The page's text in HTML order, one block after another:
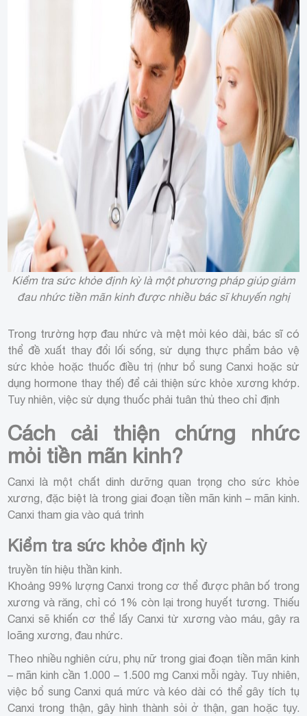
Kiểm tra sức khỏe định kỳ là một phương pháp giúp giảm
đau nhức tiền mãn kinh được nhiều bác sĩ khuyến nghị
Trong trường hợp đau nhức và mệt mỏi kéo dài, bác sĩ có
thể đề xuất thay đổi lối sống, sử dụng thực phẩm bảo vệ
sức khỏe hoặc thuốc điều trị (như bổ sung Canxi hoặc sử
dụng hormone thay thế) để cải thiện sức khỏe xương khớp.
Tuy nhiên, việc sử dụng thuốc phải tuân thủ theo chỉ định
Cách cải thiện chứng nhức
mỏi tiền mãn kinh?
Canxi là một chất dinh dưỡng quan trọng cho sức khỏe
xương, đặc biệt là trong giai đoạn tiền mãn kinh – mãn kinh.
Canxi tham gia vào quá trình
Kiểm tra sức khỏe định kỳ
truyền tín hiệu thần kinh.
Khoảng 99% lượng Canxi trong cơ thể được phân bố trong
xương và răng, chỉ có 1% còn lại trong huyết tương. Thiếu
Canxi sẽ khiến cơ thể lấy Canxi từ xương vào máu, gây ra
loãng xương, đau nhức.
Theo nhiều nghiên cứu, phụ nữ trong giai đoạn tiền mãn kinh
– mãn kinh cần 1.000 – 1.500 mg Canxi mỗi ngày. Tuy nhiên,
việc bổ sung Canxi quá mức và kéo dài có thể gây tích tụ
Canxi trong thận, gây hình thành sỏi ở thận, gan hoặc tụy.